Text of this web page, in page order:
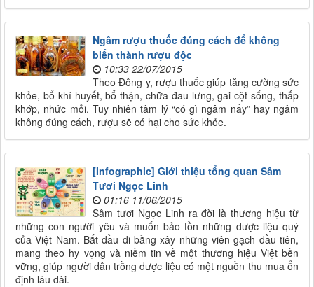
Ngâm rượu thuốc đúng cách để không
biến thành rượu độc
10:33 22/07/2015
Theo Đông y, rượu thuốc giúp tăng cường sức
khỏe, bổ khí huyết, bổ thận, chữa đau lưng, gai cột sống, thấp
khớp, nhức mỏi. Tuy nhiên tâm lý “có gì ngâm nấy” hay ngâm
không đúng cách, rượu sẽ có hại cho sức khỏe.
[Infographic] Giới thiệu tổng quan Sâm
Tươi Ngọc Linh
01:16 11/06/2015
Sâm tươi Ngọc Linh ra đời là thương hiệu từ
những con người yêu và muốn bảo tồn những dược liệu quý
của Việt Nam. Bắt đầu đi bằng xây những viên gạch đầu tiên,
mang theo hy vọng và niềm tin về một thương hiệu Việt bền
vững, giúp người dân trồng dược liệu có một nguồn thu mua ổn
định lâu dài.